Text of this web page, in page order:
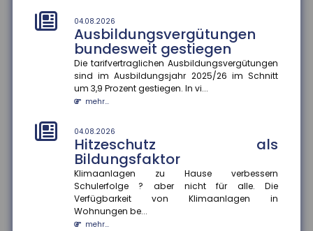
04.08.2026
Ausbildungsvergütungen
bundesweit gestiegen
Die tarifvertraglichen Ausbildungsvergütungen
sind im Ausbildungsjahr 2025/26 im Schnitt
um 3,9 Prozent gestiegen. In vi...
mehr...
04.08.2026
Hitzeschutz als
Bildungsfaktor
Klimaanlagen zu Hause verbessern
Schulerfolge ? aber nicht für alle. Die
Verfügbarkeit von Klimaanlagen in
Wohnungen be...
mehr...
04.08.2026
Wirtschaftliche Lage der KMU:
Umsatz und Gewinn steigen,
Investitionen bleiben zurück
Die wirtschaftliche Situation kleiner und mittlerer
Unternehmen hat sich im zweiten Quartal 2026
deutlich verbessert. In...
04.08.2026
Kommunale Wärmeplanung:
Die Hälfte der Bevölkerung lebt
in Gemeinden mit
abgeschlossenem Konzept
Die kommunale Wärmeplanung schreitet in